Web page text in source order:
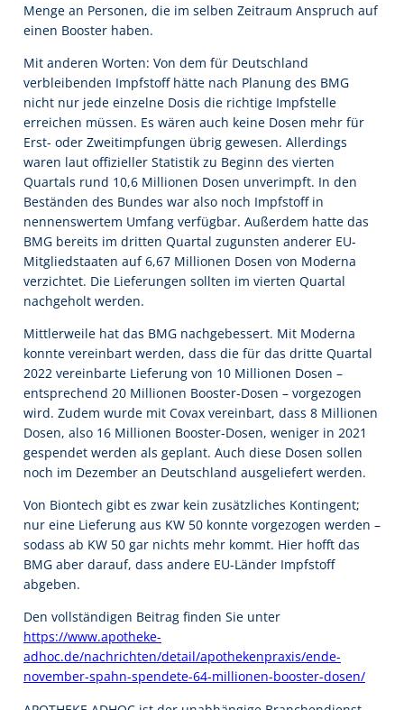
Menge an Personen, die im selben Zeitraum Anspruch auf
einen Booster haben.
Mit anderen Worten: Von dem für Deutschland
verbleibenden Impfstoff hätte nach Planung des BMG
nicht nur jede einzelne Dosis die richtige Impfstelle
erreichen müssen. Es wären auch keine Dosen mehr für
Erst- oder Zweitimpfungen übrig gewesen. Allerdings
waren laut offizieller Statistik zu Beginn des vierten
Quartals rund 10,6 Millionen Dosen unverimpft. In den
Beständen des Bundes war also noch Impfstoff in
nennenswertem Umfang verfügbar. Außerdem hatte das
BMG bereits im dritten Quartal zugunsten anderer EU-
Mitgliedstaaten auf 6,67 Millionen Dosen von Moderna
verzichtet. Die Lieferungen sollten im vierten Quartal
nachgeholt werden.
Mittlerweile hat das BMG nachgebessert. Mit Moderna
konnte vereinbart werden, dass die für das dritte Quartal
2022 vereinbarte Lieferung von 10 Millionen Dosen –
entsprechend 20 Millionen Booster-Dosen – vorgezogen
wird. Zudem wurde mit Covax vereinbart, dass 8 Millionen
Dosen, also 16 Millionen Booster-Dosen, weniger in 2021
gespendet werden als geplant. Auch diese Dosen sollen
noch im Dezember an Deutschland ausgeliefert werden.
Von Biontech gibt es zwar kein zusätzliches Kontingent;
nur eine Lieferung aus KW 50 konnte vorgezogen werden –
sodass ab KW 50 gar nichts mehr kommt. Hier hofft das
BMG aber darauf, dass andere EU-Länder Impfstoff
abgeben.
Den vollständigen Beitrag finden Sie unter
https://www.apotheke-
adhoc.de/nachrichten/detail/apothekenpraxis/ende-
november-spahn-spendete-64-millionen-booster-dosen/